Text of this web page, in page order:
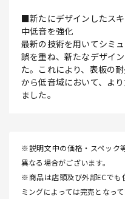
■新たにデザインしたス
中低音を強化
最新の技術を用いてシミ
誤を重ね、新たなデザイ
た。これにより、表板の
から低音域において、よ
ました。
※説明文中の価格・スペック
異なる場合がございます。
※商品は店頭及び外部ECでも
ミングによっては完売となっ